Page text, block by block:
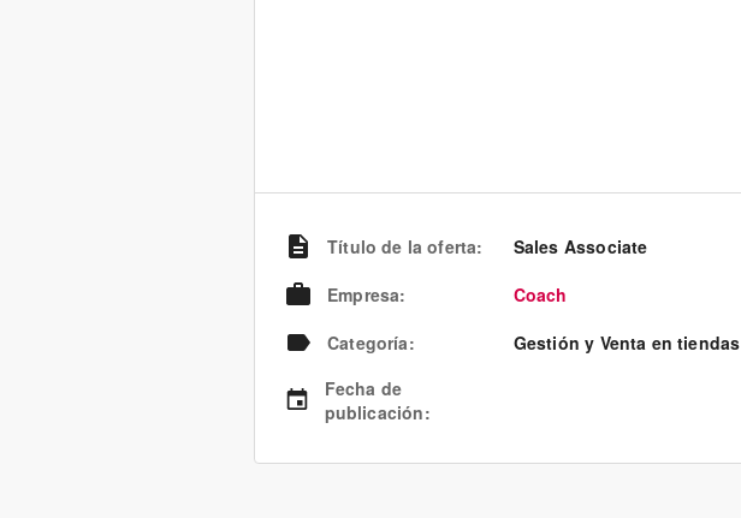
Título de la oferta:
Sales Associate
Empresa:
Coach
Categoría:
Gestión y Venta en tiendas
Fecha de
publicación: